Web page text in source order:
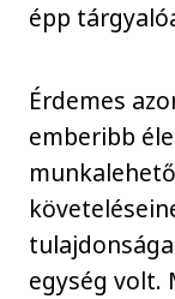
épp
Érdemes
emberibb
egység volt.